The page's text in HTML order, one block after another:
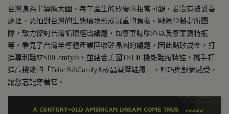
台灣身為半導體大國，每年產生的矽廢料相當可觀，若沒有被妥善
處理，恐怕對台灣的生態環境形成沉重的負擔。馳綠22製夢所團
隊，致力探討台灣循環經濟議題，如廢棄咖啡渣以及廢棄寶特瓶
等，看見了台灣半導體產業回收矽晶圓的議題，因此點矽成金，打
造專利鞋材SiliComfy®，並結合美國TELIC機能鞋履特性，攜手打
造高機能的「Telic SiliComfy®矽晶減壓鞋履」，輕巧與舒適感受，
讓您忘記穿著它。